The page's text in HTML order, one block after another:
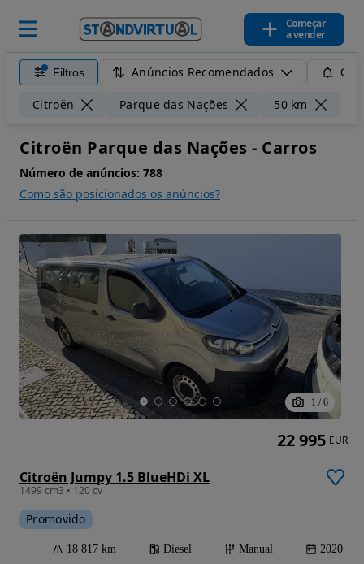
Começar
a vender
Filtros Anúncios Recomendados
Citroën Parque das Nações 50 km
Citroën Parque das Nações - Carros
Número de anúncios: 788
Como são posicionados os anúncios?
1 / 6
Citroën Jumpy 1.5 BlueHDi XL
1499 cm3 • 120 cv
Promovido
18 817 km Diesel Manual 2020
22 995 EUR